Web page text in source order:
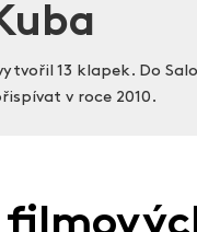
13 klapek. Do
v roce 2010.